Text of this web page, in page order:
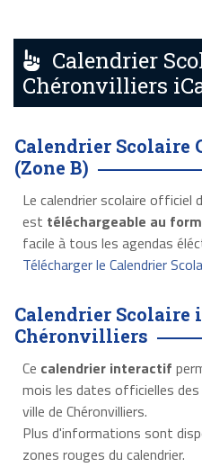
Calendrier
Chéronvilliers
Calendrier
(Zone B)
Le calendrier scolaire officiel
est téléchargeable au
facile à tous les agendas
Télécharger le Calendrier
Calendrier Scolaire
Chéronvilliers
Ce calendrier interactif
mois les dates officielles
ville de Chéronvilliers.
Plus d'informations sont
zones rouges du calendrier.